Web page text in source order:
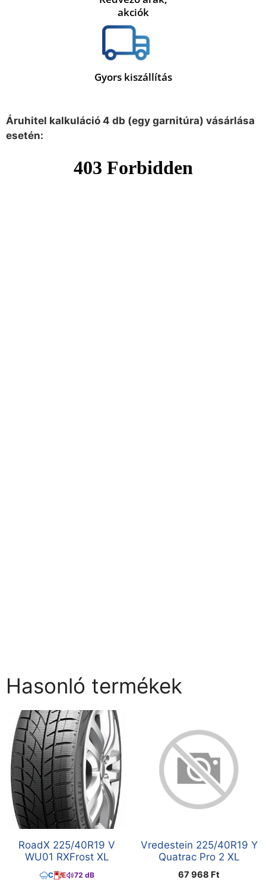
akciók
Gyors kiszállítás
Áruhitel kalkuláció 4 db (egy garnitúra) vásárlása
esetén:
Hasonló termékek
RoadX 225/40R19 V
WU01 RXFrost XL
C E 72 dB
Vredestein 225/40R19 Y
Quatrac Pro 2 XL
67 968 Ft